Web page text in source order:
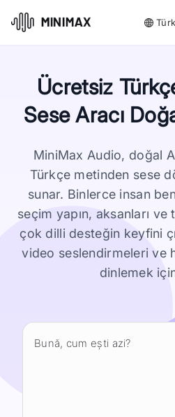
Ücretsiz
Sese Aracı
MiniMax Audio, doğal
Türkçe metinden sese
sunar. Binlerce insan
seçim yapın, aksanları
çok dilli desteğin keyfini
video seslendirmeleri ve
dinlemek